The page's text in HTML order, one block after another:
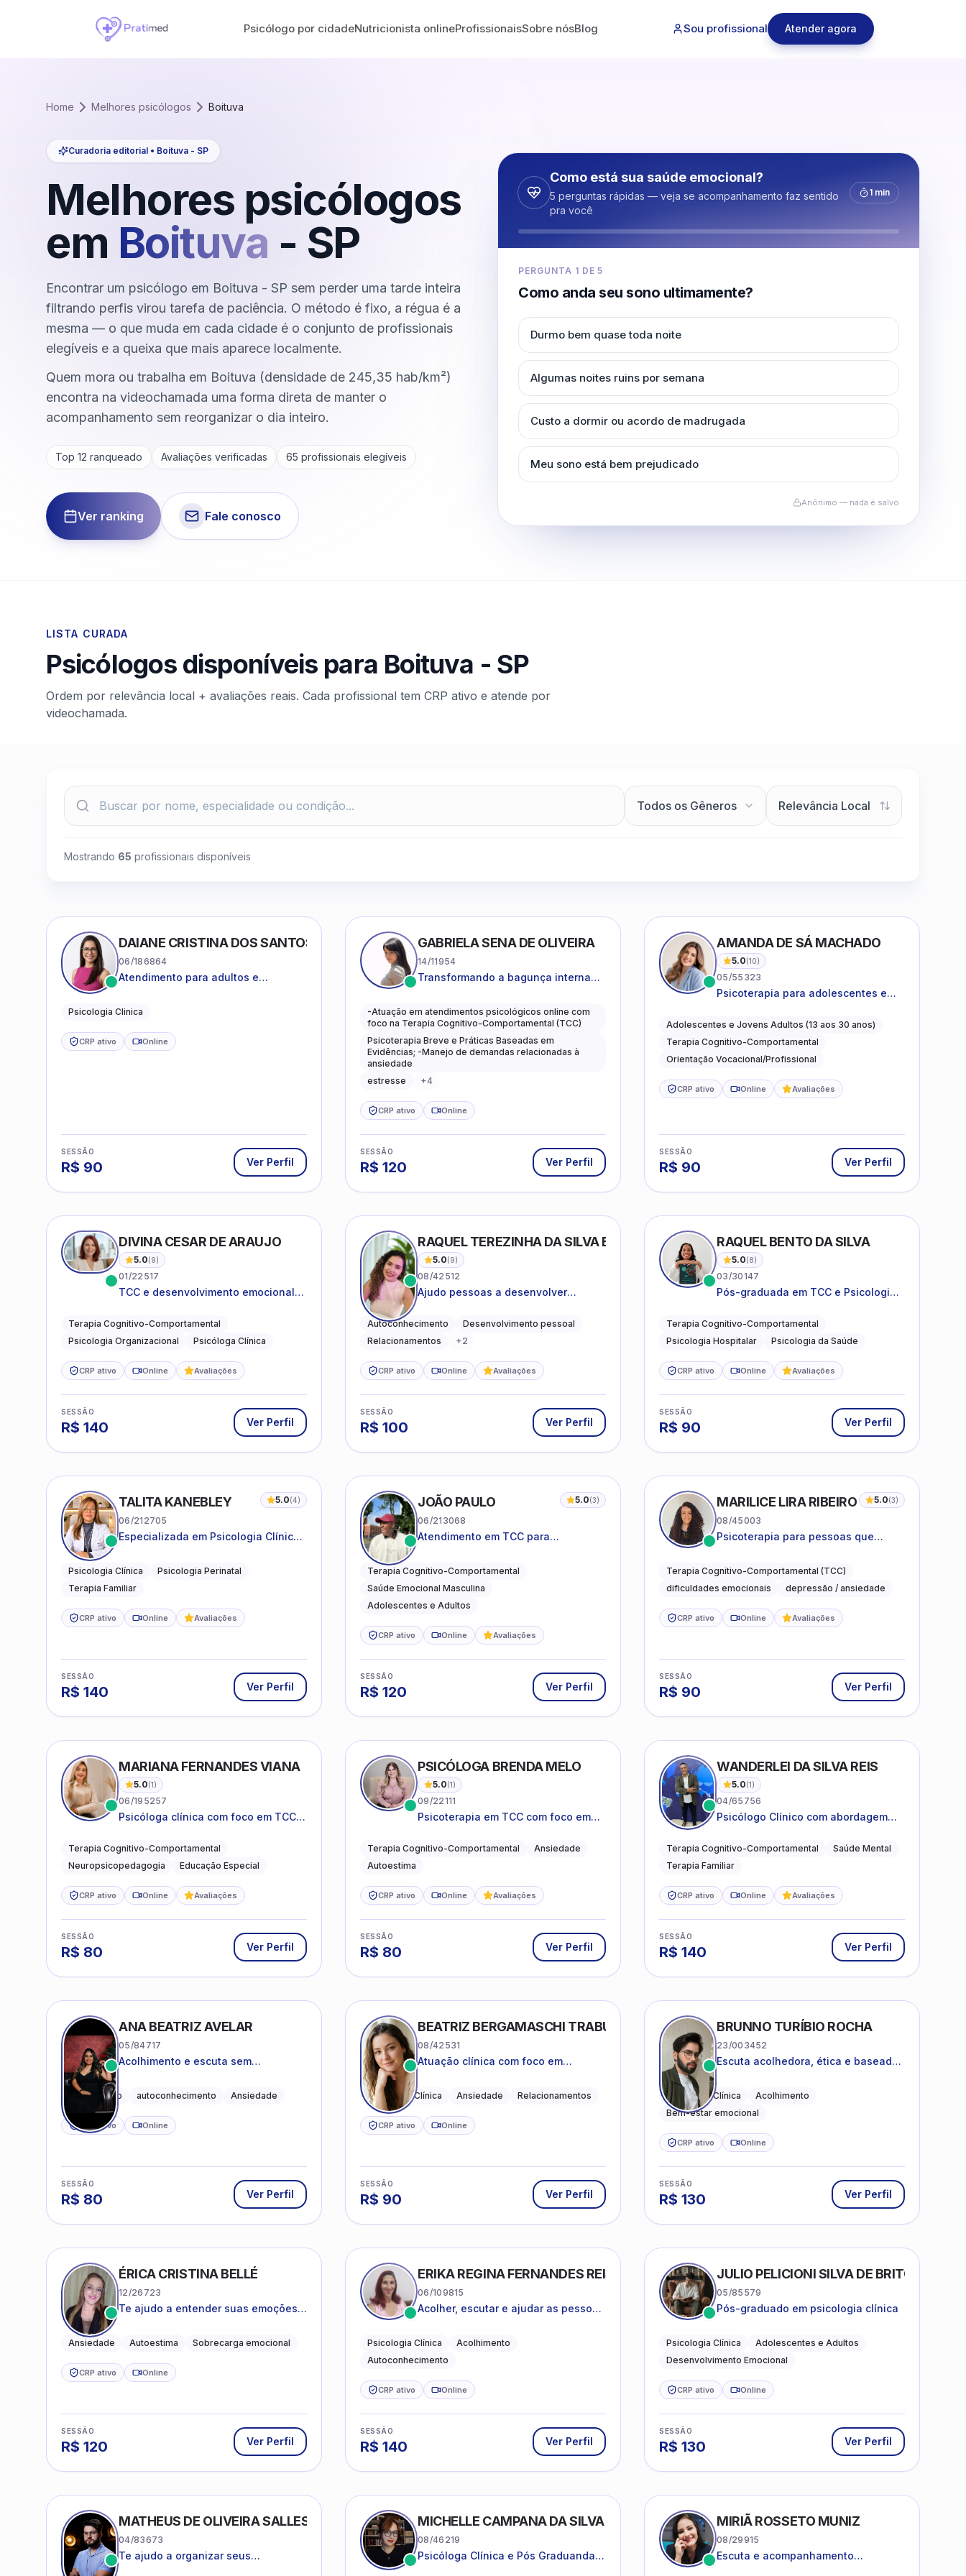
Psicólogo por cidadeNutricionista onlineProfissionaisSobre nósBlog Sou profissional Atender agora
Home Melhores psicólogos Boituva
Curadoria editorial • Boituva - SP
Melhores psicólogos
em Boituva - SP
Encontrar um psicólogo em Boituva - SP sem perder uma tarde inteira
filtrando perfis virou tarefa de paciência. O método é fixo, a régua é a
mesma — o que muda em cada cidade é o conjunto de profissionais
elegíveis e a queixa que mais aparece localmente.
Quem mora ou trabalha em Boituva (densidade de 245,35 hab/km²)
encontra na videochamada uma forma direta de manter o
acompanhamento sem reorganizar o dia inteiro.
Top 12 ranqueado Avaliações verificadas 65 profissionais elegíveis
Ver ranking Fale conosco
Como está sua saúde emocional?
5 perguntas rápidas — veja se acompanhamento faz sentido
pra você
1 min
PERGUNTA 1 DE5
Como anda seu sono ultimamente?
Durmo bem quase toda noite
Algumas noites ruins por semana
Custo a dormir ou acordo de madrugada
Meu sono está bem prejudicado
Anônimo — nada é salvo
LISTA CURADA
Psicólogos disponíveis para Boituva - SP
Ordem por relevância local + avaliações reais. Cada profissional tem CRP ativo e atende por
videochamada.
Mostrando 65 profissionais disponíveis
DAIANE CRISTINA DOS SANTOS
06/186864
Atendimento para adultos e
Psicologia Clinica
CRP ativo Online
SESSÃO
R$ 90 Ver Perfil
GABRIELA SENA DE OLIVEIRA
14/11954
Transformando a bagunça interna
leveza e caminhos mais gentis para
se viver.
-Atuação em atendimentos psicológicos online com
foco na Terapia Cognitivo-Comportamental (TCC)
Psicoterapia Breve e Práticas Baseadas em
Evidências; -Manejo de demandas relacionadas à
ansiedade
estresse
+4
CRP ativo Online
SESSÃO
R$ 120 Ver Perfil
AMANDA DE SÁ MACHADO
5.0(10)
05/55323
Psicoterapia para adolescentes e
ansiedade, autoestima, relações e
orientação profissional
Adolescentes e Jovens Adultos (13 aos 30 anos)
Terapia Cognitivo-Comportamental
Orientação Vocacional/Profissional
CRP ativo Online Avaliações
SESSÃO
R$ 90 Ver Perfil
DIVINA CESAR DE ARAUJO
5.0(9)
01/22517
TCC e desenvolvimento emocional
Terapia Cognitivo-Comportamental
Psicologia Organizacional
Psicóloga Clínica
CRP ativo Online Avaliações
SESSÃO
R$ 140 Ver Perfil
RAQUEL TEREZINHA DA SILVA BIONDI
5.0(9)
08/42512
Ajudo pessoas a desenvolver
saudáveis
Autoconhecimento
Desenvolvimento pessoal
Relacionamentos
+2
CRP ativo Online Avaliações
SESSÃO
R$ 100 Ver Perfil
RAQUEL BENTO DA SILVA
5.0(8)
03/30147
Pós-graduada em TCC e Psicologia
Terapia Cognitivo-Comportamental
Psicologia Hospitalar
Psicologia da Saúde
CRP ativo Online Avaliações
SESSÃO
R$ 90 Ver Perfil
TALITA KANEBLEY 5.0(4)
06/212705
Especializada em Psicologia Clínica
adultos e famílias
Psicologia Clínica
Psicologia Perinatal
Terapia Familiar
CRP ativo Online Avaliações
SESSÃO
R$ 140 Ver Perfil
JOÃO PAULO 5.0(3)
06/213068
Atendimento em TCC para
desenvolvimento de autonomia
emocional
Terapia Cognitivo-Comportamental
Saúde Emocional Masculina
Adolescentes e Adultos
CRP ativo Online Avaliações
SESSÃO
R$ 120 Ver Perfil
MARILICE LIRA RIBEIRO 5.0(3)
08/45003
Psicoterapia para pessoas que
lidar com as dificuldades do dia a
dia
Terapia Cognitivo-Comportamental (TCC)
dificuldades emocionais
depressão / ansiedade
CRP ativo Online Avaliações
SESSÃO
R$ 90 Ver Perfil
MARIANA FERNANDES VIANA
5.0(1)
06/195257
Psicóloga clínica com foco em TCC,
acompanhamento do
neurodesenvolvimento.
Terapia Cognitivo-Comportamental
Neuropsicopedagogia
Educação Especial
CRP ativo Online Avaliações
SESSÃO
R$ 80 Ver Perfil
PSICÓLOGA BRENDA MELO
5.0(1)
09/22111
Psicoterapia em TCC com foco em
práticas para o cotidiano
Terapia Cognitivo-Comportamental
Ansiedade
Autoestima
CRP ativo Online Avaliações
SESSÃO
R$ 80 Ver Perfil
WANDERLEI DA SILVA REIS
5.0(1)
04/65756
Psicólogo Clínico com abordagem
e terapia sistêmica
Terapia Cognitivo-Comportamental
Saúde Mental
Terapia Familiar
CRP ativo Online Avaliações
SESSÃO
R$ 140 Ver Perfil
ANA BEATRIZ AVELAR
05/84717
Acolhimento e escuta sem
Acolhimento autoconhecimento Ansiedade
CRP ativo Online
SESSÃO
R$ 80 Ver Perfil
BEATRIZ BERGAMASCHI TRABUCO
08/42531
Atuação clínica com foco em
e transições de vida
Psicologia Clínica Ansiedade Relacionamentos
CRP ativo Online
SESSÃO
R$ 90 Ver Perfil
BRUNNO TURÍBIO ROCHA
23/003452
Escuta acolhedora, ética e baseada
Psicologia Clínica
Acolhimento
Bem-estar emocional
CRP ativo Online
SESSÃO
R$ 130 Ver Perfil
ÉRICA CRISTINA BELLÉ
12/26723
Te ajudo a entender suas emoções e
lidar com o que você está vivendo
Ansiedade Autoestima Sobrecarga emocional
CRP ativo Online
SESSÃO
R$ 120 Ver Perfil
ERIKA REGINA FERNANDES REIS FRIAS
06/109815
Acolher, escutar e ajudar as pessoas
Psicologia Clínica
Acolhimento
Autoconhecimento
CRP ativo Online
SESSÃO
R$ 140 Ver Perfil
JULIO PELICIONI SILVA DE BRITO
05/85579
Pós-graduado em psicologia clínica
Psicologia Clínica
Adolescentes e Adultos
Desenvolvimento Emocional
CRP ativo Online
SESSÃO
R$ 130 Ver Perfil
MATHEUS DE OLIVEIRA SALLES
04/83673
Te ajudo a organizar seus
MICHELLE CAMPANA DA SILVA
08/46219
Psicóloga Clínica e Pós Graduanda
MIRIÃ ROSSETO MUNIZ
08/29915
Escuta e acompanhamento